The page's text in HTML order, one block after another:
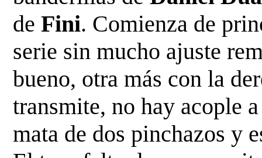
de Fini. Comienza de
serie sin mucho ajuste
bueno, otra más con la
transmite, no hay acople
mata de dos pinchazos y